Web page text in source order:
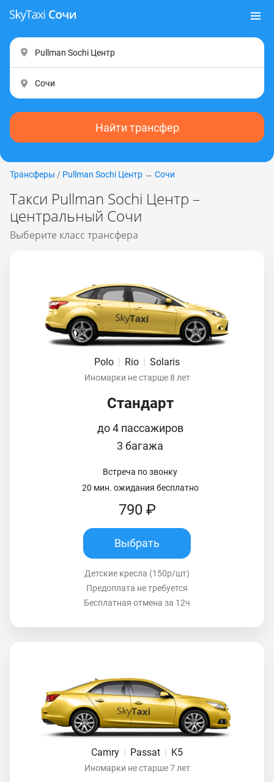
Найти трансфер
Трансферы / Pullman Sochi Центр → Сочи
Такси Pullman Sochi Центр –
центральный Сочи
Выберите класс трансфера
Polo | Rio | Solaris
Иномарки не старше 8 лет
Стандарт
до 4 пассажиров
3 багажа
Встреча по звонку
20 мин. ожидания бесплатно
790 ₽
Выбрать
Детские кресла (150р/шт)
Предоплата не требуется
Бесплатная отмена за 12ч
Camry Passat K5
Иномарки не старше 7 лет